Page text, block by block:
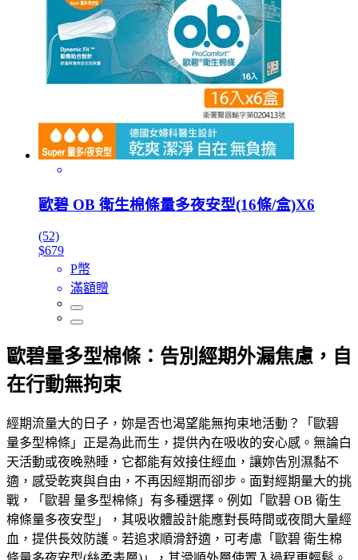
歐碧 OB 衛生棉條量多夜安型(16條/盒)X6
(52)
$679
P幣
滿額贈
歐碧量多型棉條：告別經期外漏焦慮，自
在行動無拘束
經期流量大的日子，妳是否也渴望能無拘束地活動？「歐碧
量多型棉條」正是為此而生，提供內在吸收的安心感。無論白
天活動或夜晚熟睡，它都能有效接住經血，讓妳告別濕黏不
適，感受乾爽與自由，不再因經期而卻步。面對經期量大的挑
戰，「歐碧 量多型棉條」有多種選擇。例如「歐碧 OB 衛生
棉條量多夜安型」，其吸收體設計能應對長時間或夜間大量經
血，提供長效防護。若追求順滑舒適，可考慮「歐碧 衛生棉